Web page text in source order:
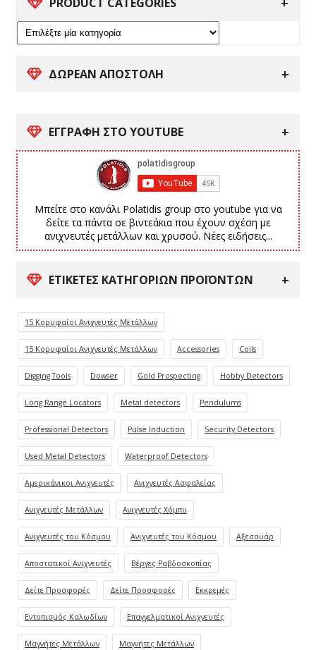
ΔΩΡΕΑΝ ΑΠΟΣΤΟΛΗ
ΕΓΓΡΑΦΗ ΣΤΟ YOUTUBE
Μπείτε στο κανάλι Polatidis group στο youtube για να
δείτε τα πάντα σε βιντεάκια που έχουν σχέση με
ανιχνευτές μετάλλων και χρυσού. Νέες ειδήσεις...
ΕΤΙΚΈΤΕΣ ΚΑΤΗΓΟΡΙΏΝ ΠΡΟΪΌΝΤΩΝ
15 Κορυφαίοι Ανιχνευτές Μετάλλων
15 Κορυφαίοι Ανιχνευτές Μετάλλων Accessories Coils
Digging Tools Dowser Gold Prospecting Hobby Detectors
Long Range Locators Metal detectors Pendulums
Professional Detectors Pulse Induction Security Detectors
Used Metal Detectors Waterproof Detectors
Αμερικάνικοι Ανιχνευτές Ανιχνευτές Ασφαλείας
Ανιχνευτές Μετάλλων Ανιχνευτές Χόμπυ
Ανιχνευτές του Κόσμου Ανιχνευτές του Κόσμου Αξεσουάρ
Αποστατικοί Ανιχνευτές Βέργες Ραβδοσκοπίας
Δείτε Προσφορές Δείτε Προσφορές Εκκρεμές
Εντοπισμός Καλωδίων Επαγγελματικοί Ανιχνευτές
Μαγνήτες Μετάλλων Μαγνήτες Μετάλλων